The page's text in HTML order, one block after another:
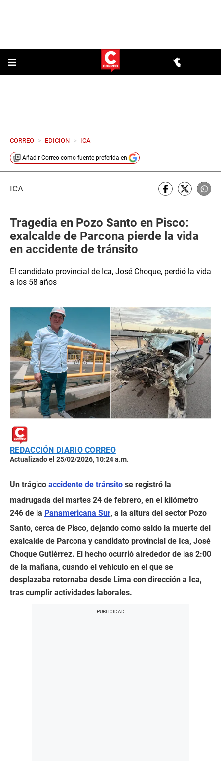
CORREO > EDICION > ICA
Añadir Correo como fuente preferida en
ICA
Tragedia en Pozo Santo en Pisco:
exalcalde de Parcona pierde la vida
en accidente de tránsito
El candidato provincial de Ica, José Choque, perdió la vida
a los 58 años
REDACCIÓN DIARIO CORREO
Actualizado el 25/02/2026, 10:24 a.m.
Un trágico accidente de tránsito se registró la
madrugada del martes 24 de febrero, en el kilómetro
246 de la Panamericana Sur, a la altura del sector Pozo
Santo, cerca de Pisco, dejando como saldo la muerte del
exalcalde de Parcona y candidato provincial de Ica, José
Choque Gutiérrez. El hecho ocurrió alrededor de las 2:00
de la mañana, cuando el vehículo en el que se
desplazaba retornaba desde Lima con dirección a Ica,
tras cumplir actividades laborales.